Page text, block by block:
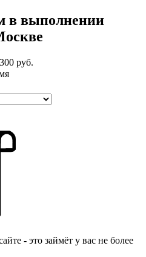
в выполнении
300 руб.
- это займёт у вас не более